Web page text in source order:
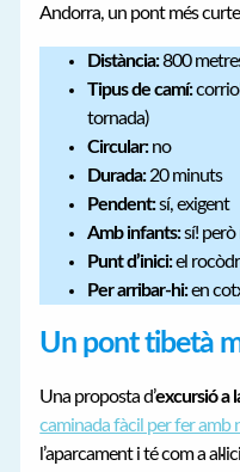
Andorra, un pont més
Distància:800
Tipus de camí:
tornada)
Circular:no
Durada:20 minuts
Pendent:sí, exigent
Amb infants:sí!
Punt d’inici:el
Per arribar-hi:en
Un pont tibetà
Una proposta d’excursió a
caminada fàcil per fer amb
l’aparcament i té com a